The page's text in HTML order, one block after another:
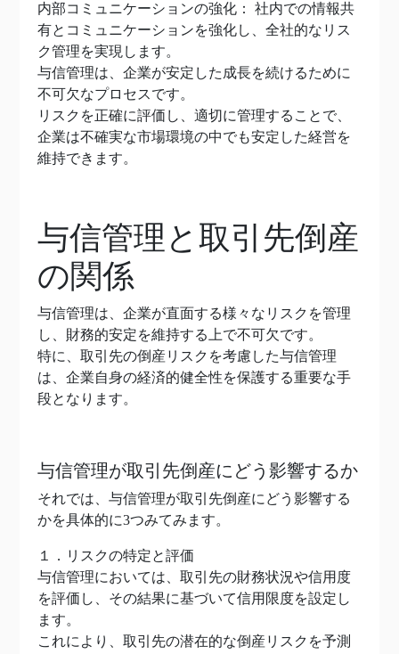
内部コミュニケーションの強化： 社内での情報共
有とコミュニケーションを強化し、全社的なリス
ク管理を実現します。
与信管理は、企業が安定した成長を続けるために
不可欠なプロセスです。
リスクを正確に評価し、適切に管理することで、
企業は不確実な市場環境の中でも安定した経営を
維持できます。
与信管理と取引先倒産
の関係
与信管理は、企業が直面する様々なリスクを管理
し、財務的安定を維持する上で不可欠です。
特に、取引先の倒産リスクを考慮した与信管理
は、企業自身の経済的健全性を保護する重要な手
段となります。
与信管理が取引先倒産にどう影響するか
それでは、与信管理が取引先倒産にどう影響する
かを具体的に3つみてみます。
１．リスクの特定と評価
与信管理においては、取引先の財務状況や信用度
を評価し、その結果に基づいて信用限度を設定し
ます。
これにより、取引先の潜在的な倒産リスクを予測